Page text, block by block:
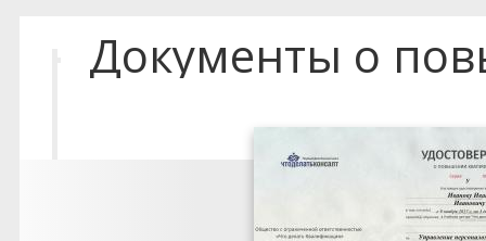
Документы о